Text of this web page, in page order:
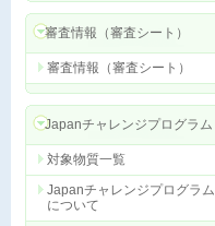
審査情報（審査シート）
審査情報（審査シート）
Japanチャレンジプログラム
対象物質一覧
Japanチャレンジプログラム
について